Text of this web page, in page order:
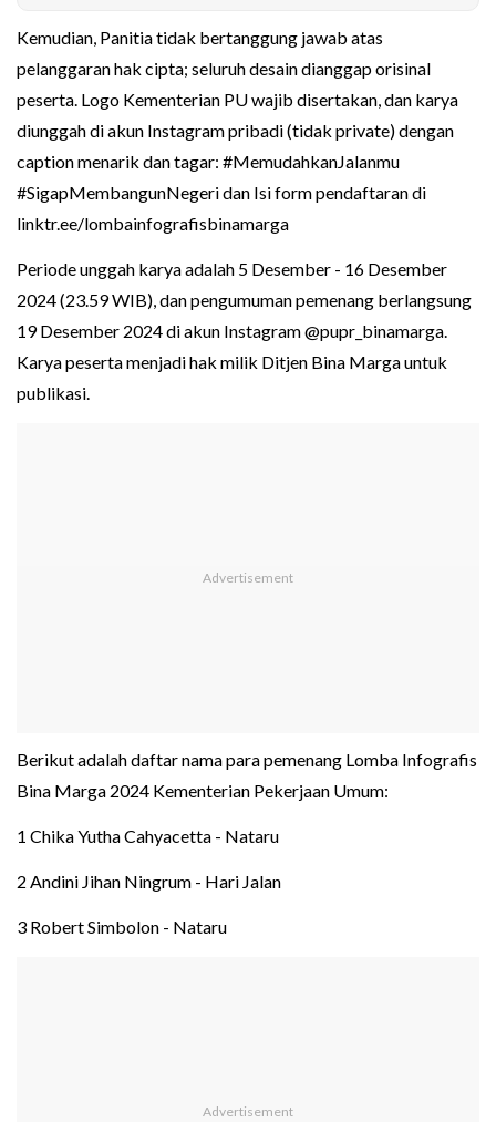
Kemudian, Panitia tidak bertanggung jawab atas
pelanggaran hak cipta; seluruh desain dianggap orisinal
peserta. Logo Kementerian PU wajib disertakan, dan karya
diunggah di akun Instagram pribadi (tidak private) dengan
caption menarik dan tagar: #MemudahkanJalanmu
#SigapMembangunNegeri dan Isi form pendaftaran di
linktr.ee/lombainfografisbinamarga
Periode unggah karya adalah 5 Desember - 16 Desember
2024 (23.59 WIB), dan pengumuman pemenang berlangsung
19 Desember 2024 di akun Instagram @pupr_binamarga.
Karya peserta menjadi hak milik Ditjen Bina Marga untuk
publikasi.
Berikut adalah daftar nama para pemenang Lomba Infografis
Bina Marga 2024 Kementerian Pekerjaan Umum:
1 Chika Yutha Cahyacetta - Nataru
2 Andini Jihan Ningrum - Hari Jalan
3 Robert Simbolon - Nataru